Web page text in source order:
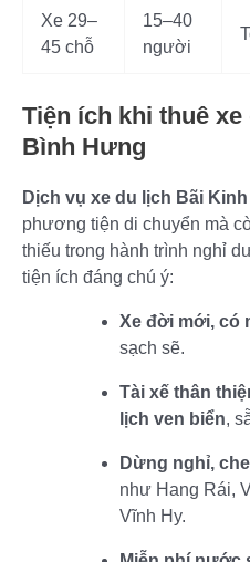
Xe 29–
45 chỗ
15–40
người
Tiện ích khi thuê
Bình Hưng
Dịch vụ xe du lịch Bãi
phương tiện di chuyển mà
thiếu trong hành trình nghỉ
tiện ích đáng chú ý:
Xe đời mới, có
sạch sẽ.
Tài xế thân
lịch ven biển,
Dừng nghỉ,
như Hang Rái,
Vĩnh Hy.